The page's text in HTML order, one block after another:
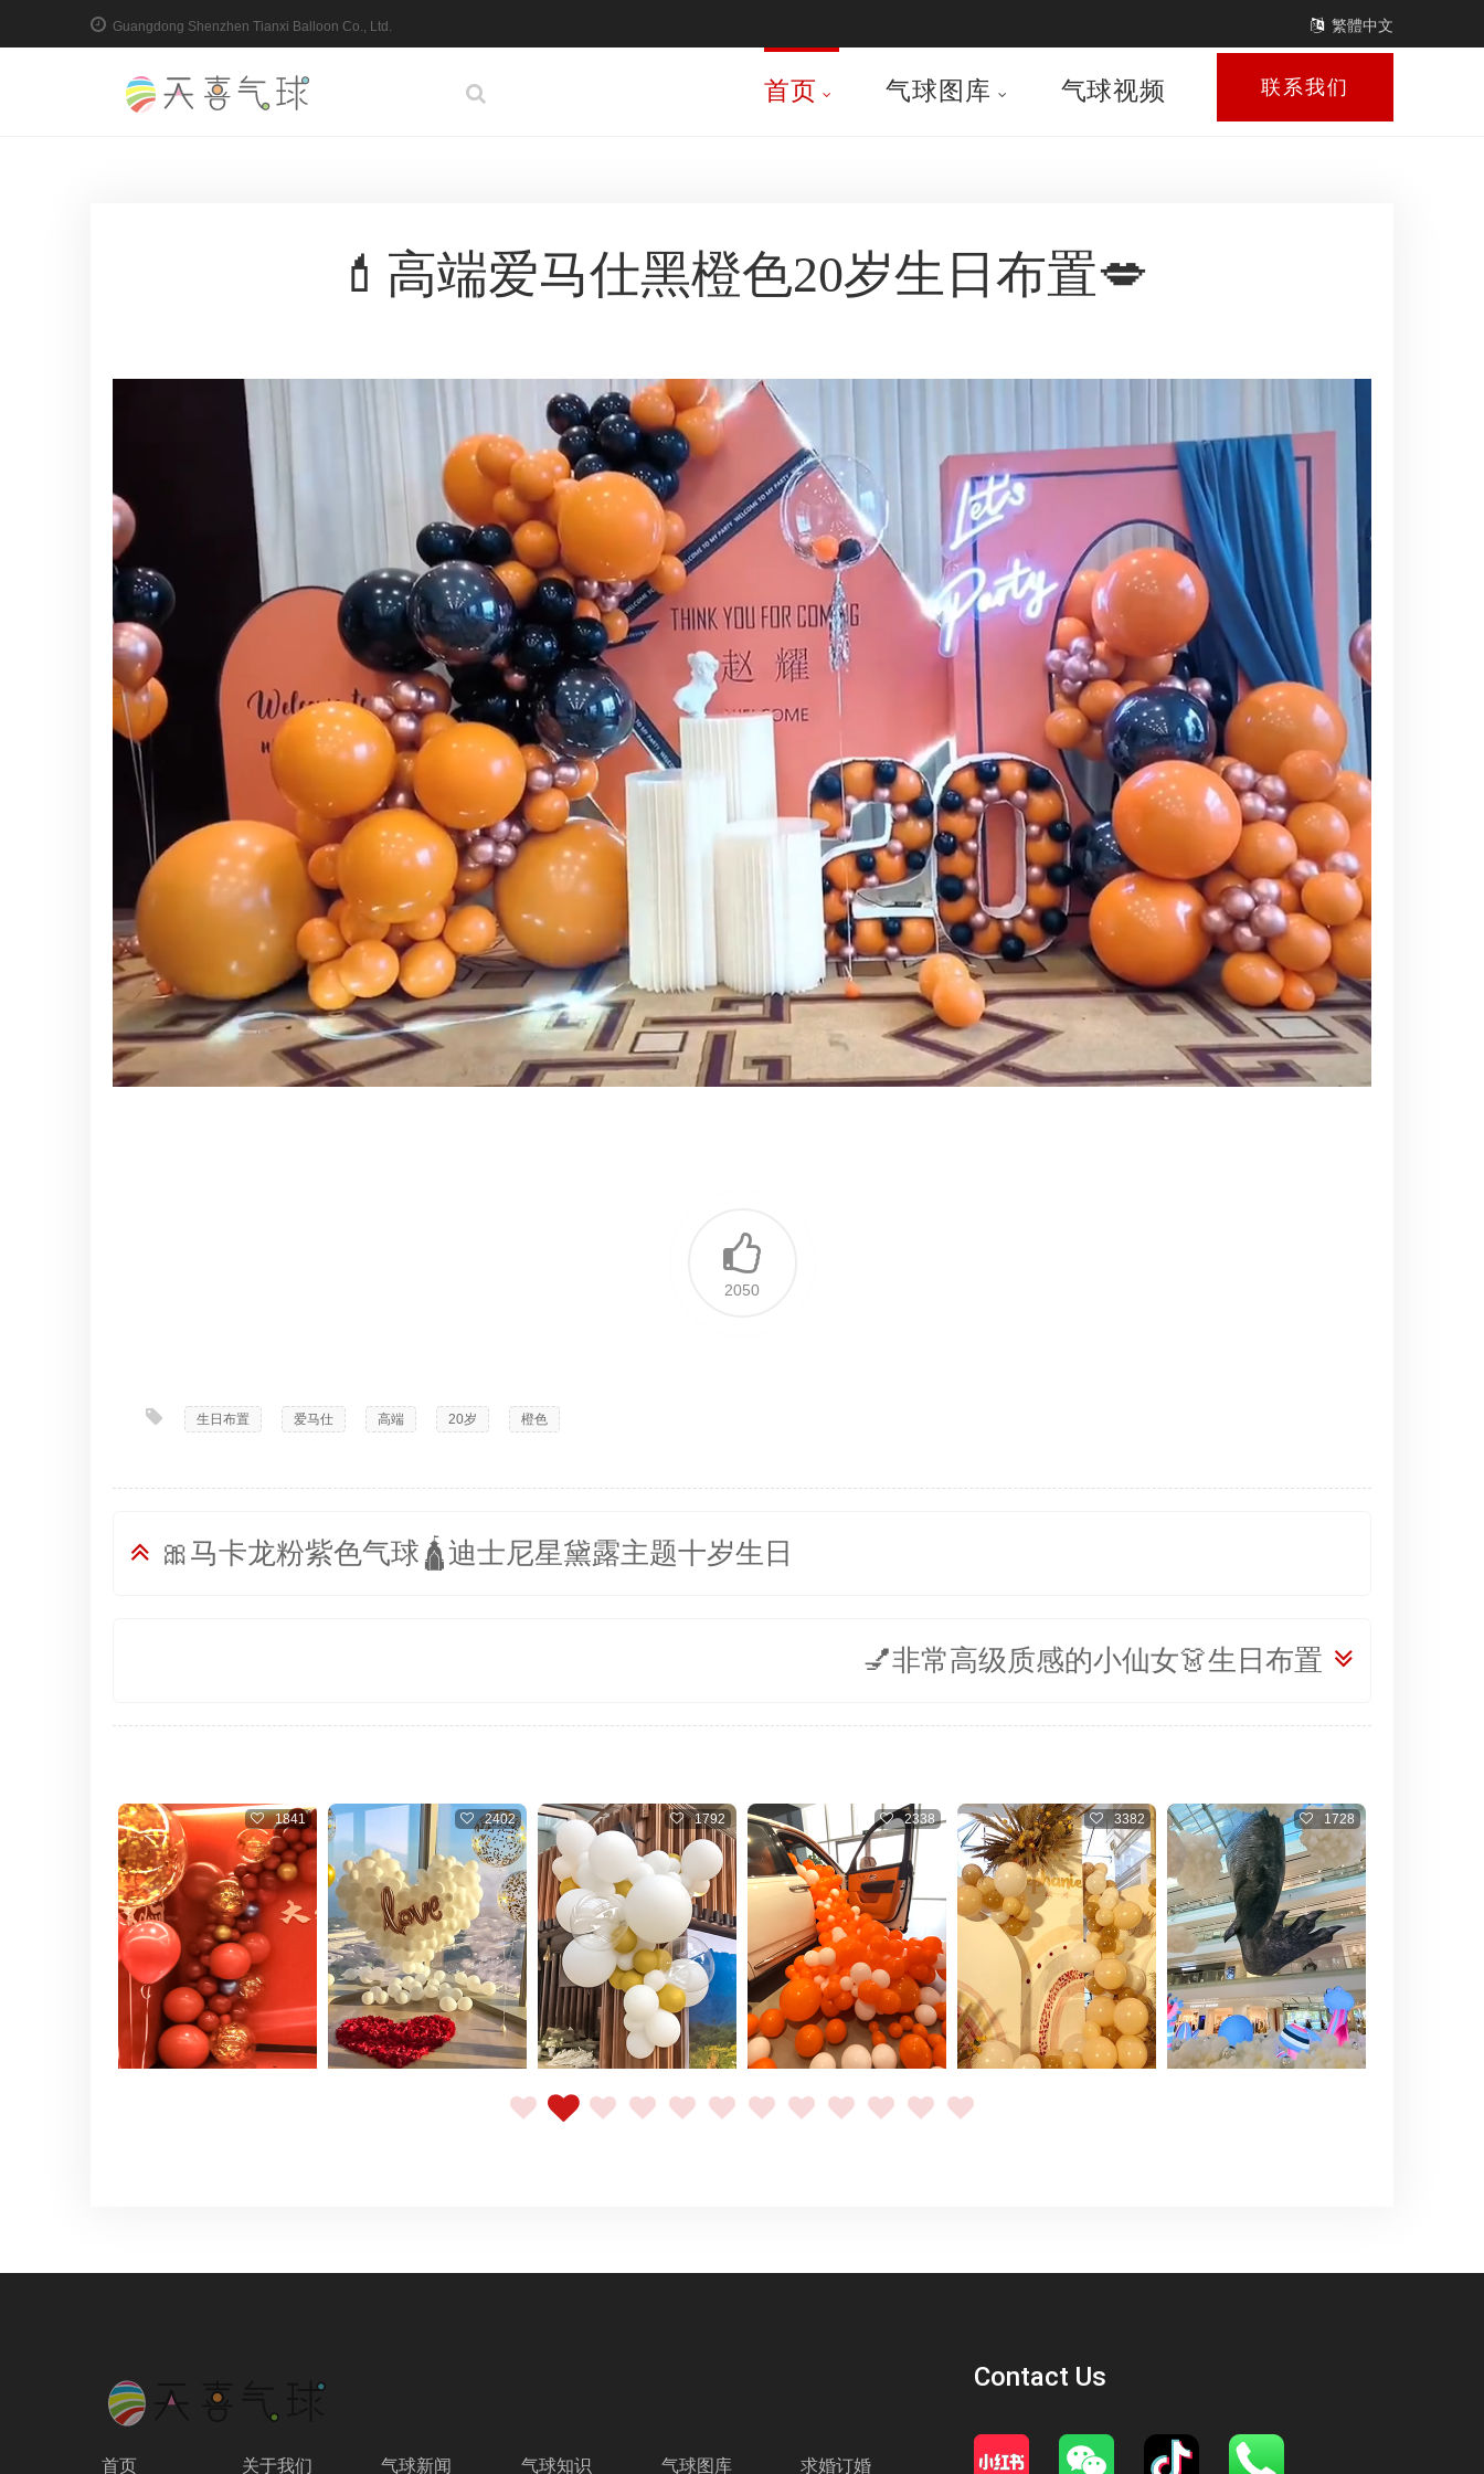
Guangdong Shenzhen Tianxi Balloon Co., Ltd. 繁體中文
联系我们
首页 气球图库 气球视频
💄高端爱马仕黑橙色20岁生日布置💋
2050
生日布置 爱马仕 高端 20岁 橙色
🎀马卡龙粉紫色气球🛕迪士尼星黛露主题十岁生日
💅非常高级质感的小仙女👗生日布置
2402 1792 2338 3382 1728 2261
首页 关于我们 气球新闻 气球知识 气球图库 求婚订婚
Contact Us